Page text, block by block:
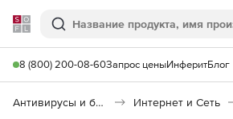
Softline
Поиск
8 (800) 200-08-60Запрос ценыИнферитБлог
Антивирусы и безопасность Интернет и Сеть